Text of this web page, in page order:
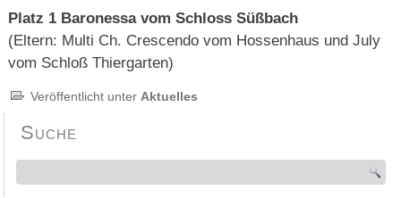
Platz 1 Baronessa vom Schloss Süßbach
(Eltern: Multi Ch. Crescendo vom Hossenhaus und July
vom Schloß Thiergarten)
Veröffentlicht unter Aktuelles
Suche